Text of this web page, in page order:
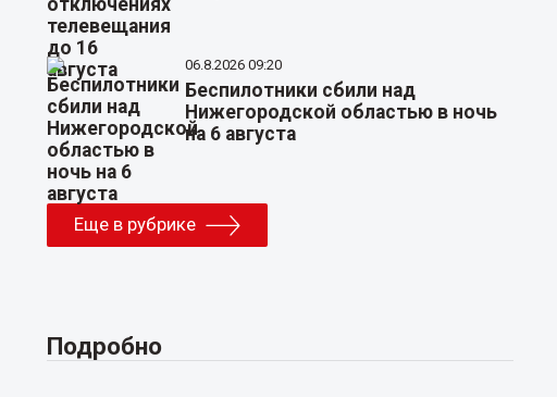
06.8.2026 09:20
Беспилотники сбили над
Нижегородской областью в ночь
на 6 августа
Еще в рубрике
Подробно